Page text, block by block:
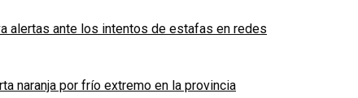
alertas ante los intentos de estafas en redes
naranja por frío extremo en la provincia